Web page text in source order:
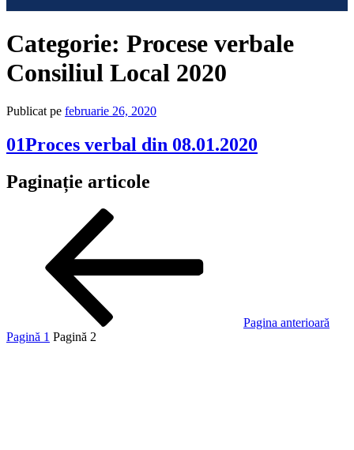
Categorie: Procese verbale
Consiliul Local 2020
Publicat pe februarie 26, 2020
01Proces verbal din 08.01.2020
Paginație articole
Pagina anterioară
Pagină 1 Pagină 2